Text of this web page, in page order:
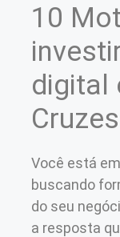
10
digital
Cruzes
Você está
buscando
do seu
a resposta